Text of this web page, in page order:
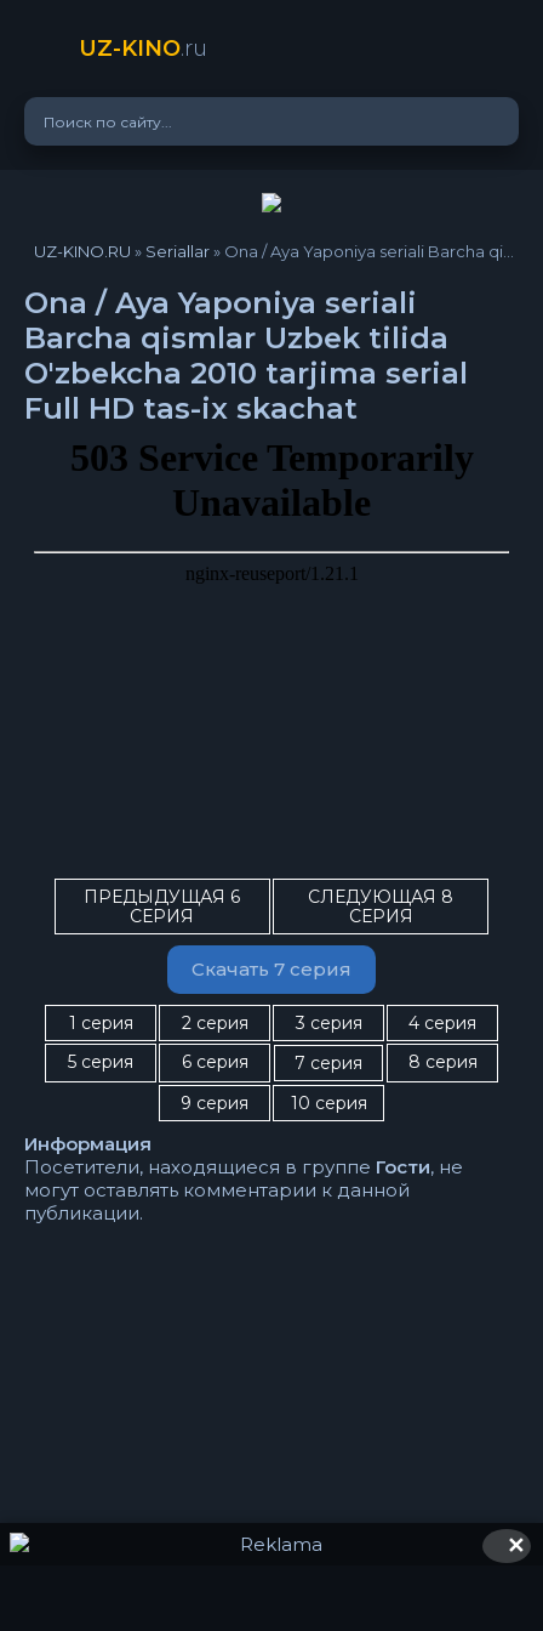
UZ-KINO.ru
UZ-KINO.RU » Seriallar» Ona / Aya Yaponiya seriali Barcha qismlar Uzbek tilida O'zbekcha 2010 tarjima serial Full HD tas-ix skachat
Ona / Aya Yaponiya seriali
Barcha qismlar Uzbek tilida
O'zbekcha 2010 tarjima serial
Full HD tas-ix skachat
ПРЕДЫДУЩАЯ 6
СЕРИЯ
СЛЕДУЮЩАЯ 8
СЕРИЯ
Скачать 7 серия
1 серия 2 серия 3 серия
4 серия
5 серия
6 серия 7 серия
8 серия
9 серия
10 серия
Информация
Посетители, находящиеся в группе Гости, не
могут оставлять комментарии к данной
публикации.
✕